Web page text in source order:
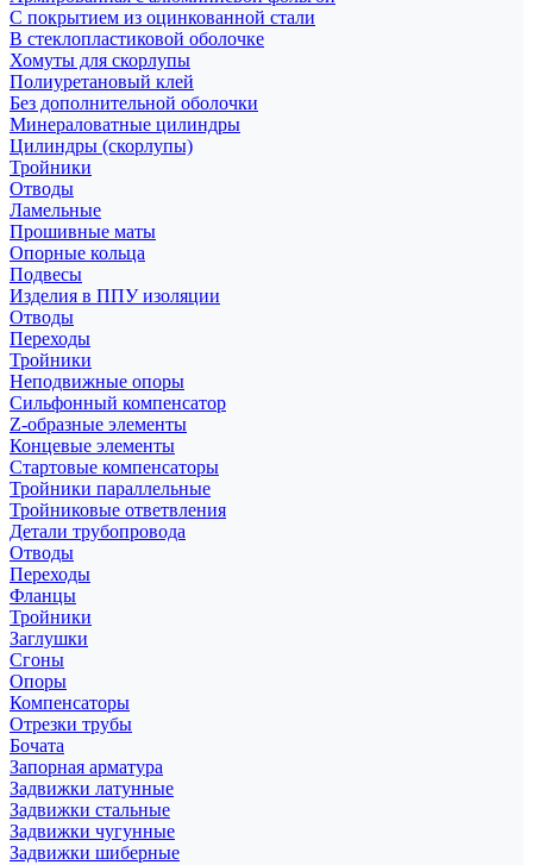
С покрытием из оцинкованной стали
В стеклопластиковой оболочке
Хомуты для скорлупы
Полиуретановый клей
Без дополнительной оболочки
Минераловатные цилиндры
Цилиндры (скорлупы)
Тройники
Отводы
Ламельные
Прошивные маты
Опорные кольца
Подвесы
Изделия в ППУ изоляции
Отводы
Переходы
Тройники
Неподвижные опоры
Cильфонный компенсатор
Z-образные элементы
Концевые элементы
Стартовые компенсаторы
Тройники параллельные
Тройниковые ответвления
Детали трубопровода
Отводы
Переходы
Фланцы
Тройники
Заглушки
Сгоны
Опоры
Компенсаторы
Отрезки трубы
Бочата
Запорная арматура
Задвижки латунные
Задвижки стальные
Задвижки чугунные
Задвижки шиберные